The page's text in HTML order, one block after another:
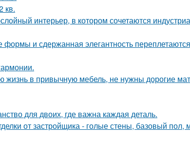
кв.
интерьер, в котором сочетаются
и сдержанная элегантность
жизнь в привычную мебель, не нужны дорогие
для двоих, где важна каждая деталь.
от застройщика - голые стены, базовый пол,